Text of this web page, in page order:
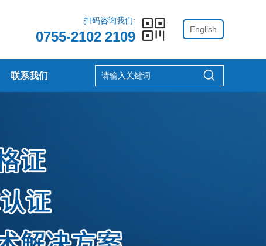
扫码咨询我们:
0755-2102 2109 English
联系我们